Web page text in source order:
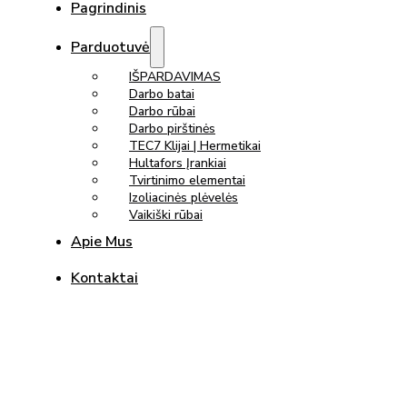
Pagrindinis
Parduotuvė
IŠPARDAVIMAS
Darbo batai
Darbo rūbai
Darbo pirštinės
TEC7 Klijai | Hermetikai
Hultafors Įrankiai
Tvirtinimo elementai
Izoliacinės plėvelės
Vaikiški rūbai
Apie Mus
Kontaktai